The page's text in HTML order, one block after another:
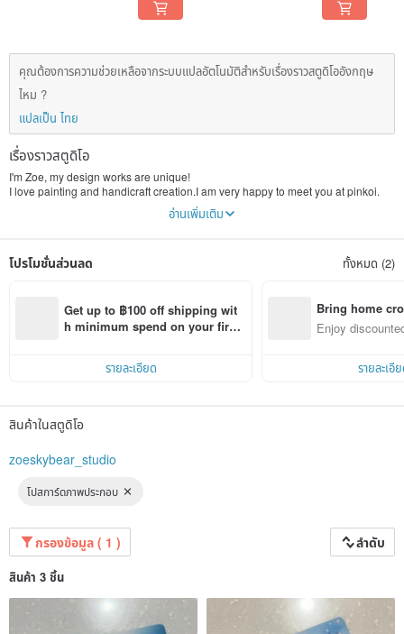
คุณต้องการความช่วยเหลือจากระบบแปลอัตโนมัติสำหรับเรื่องราวสตูดิโออังกฤษ
ไหม ?
แปลเป็น ไทย
เรื่องราวสตูดิโอ
I'm Zoe, my design works are unique!
I love painting and handicraft creation.I am very happy to meet you at pinkoi.
Every product in the zoeskybear is 100% attentive wish you guys will like it !
อ่านเพิ่มเติม
โปรโมชั่นส่วนลด ทั้งหมด (2)
Get up to ฿100 off shipping wit
h minimum spend on your first
รายละเอียด
Bring home
n with ease
Enjoy
รายละเอี
สินค้าในสตูดิโอ
zoeskybear_studio
โปสการ์ดภาพประกอบ
กรองข้อมูล ( 1 ) ลำดับ
สินค้า 3 ชิ้น